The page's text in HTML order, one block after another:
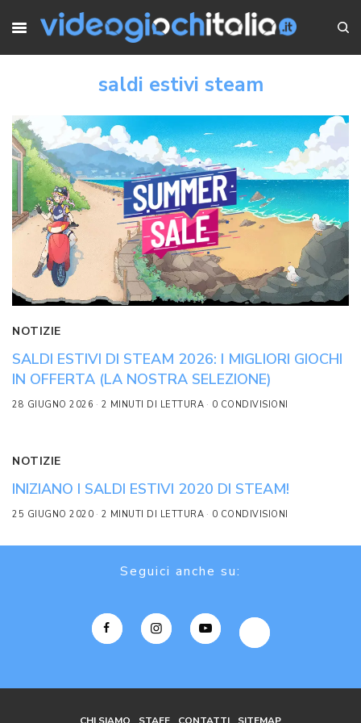
saldi estivi steam
NOTIZIE
SALDI ESTIVI DI STEAM 2026: I MIGLIORI GIOCHI
IN OFFERTA (LA NOSTRA SELEZIONE)
28 GIUGNO 2026 2 MINUTI DI LETTURA 0 CONDIVISIONI
NOTIZIE
INIZIANO I SALDI ESTIVI 2020 DI STEAM!
25 GIUGNO 2020 2 MINUTI DI LETTURA 0 CONDIVISIONI
Seguici anche su: